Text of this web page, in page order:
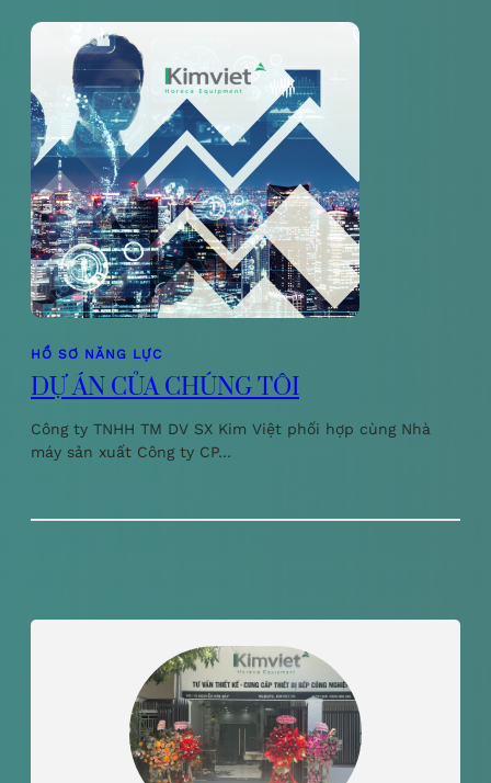
HỒ SƠ NĂNG LỰC
DỰ ÁN CỦA CHÚNG TÔI
Công ty TNHH TM DV SX Kim Việt phối hợp cùng Nhà
máy sản xuất Công ty CP…